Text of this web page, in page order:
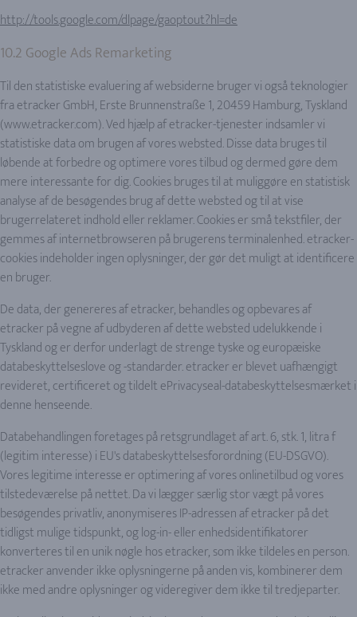
http://tools.google.com/dlpage/gaoptout?hl=de
10.2 Google Ads Remarketing
Til den statistiske evaluering af websiderne bruger vi også teknologier
fra etracker GmbH, Erste Brunnenstraße 1, 20459 Hamburg, Tyskland
(www.etracker.com). Ved hjælp af etracker-tjenester indsamler vi
statistiske data om brugen af vores websted. Disse data bruges til
løbende at forbedre og optimere vores tilbud og dermed gøre dem
mere interessante for dig. Cookies bruges til at muliggøre en statistisk
analyse af de besøgendes brug af dette websted og til at vise
brugerrelateret indhold eller reklamer. Cookies er små tekstfiler, der
gemmes af internetbrowseren på brugerens terminalenhed. etracker-
cookies indeholder ingen oplysninger, der gør det muligt at identificere
en bruger.
De data, der genereres af etracker, behandles og opbevares af
etracker på vegne af udbyderen af dette websted udelukkende i
Tyskland og er derfor underlagt de strenge tyske og europæiske
databeskyttelseslove og -standarder. etracker er blevet uafhængigt
revideret, certificeret og tildelt ePrivacyseal-databeskyttelsesmærket i
denne henseende.
Databehandlingen foretages på retsgrundlaget af art. 6, stk. 1, litra f
(legitim interesse) i EU's databeskyttelsesforordning (EU-DSGVO).
Vores legitime interesse er optimering af vores onlinetilbud og vores
tilstedeværelse på nettet. Da vi lægger særlig stor vægt på vores
besøgendes privatliv, anonymiseres IP-adressen af etracker på det
tidligst mulige tidspunkt, og log-in- eller enhedsidentifikatorer
konverteres til en unik nøgle hos etracker, som ikke tildeles en person.
etracker anvender ikke oplysningerne på anden vis, kombinerer dem
ikke med andre oplysninger og videregiver dem ikke til tredjeparter.